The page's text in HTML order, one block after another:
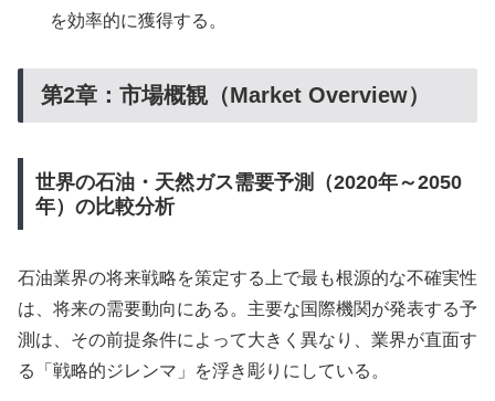
を効率的に獲得する。
第2章：市場概観（Market Overview）
世界の石油・天然ガス需要予測（2020年～2050
年）の比較分析
石油業界の将来戦略を策定する上で最も根源的な不確実性
は、将来の需要動向にある。主要な国際機関が発表する予
測は、その前提条件によって大きく異なり、業界が直面す
る「戦略的ジレンマ」を浮き彫りにしている。